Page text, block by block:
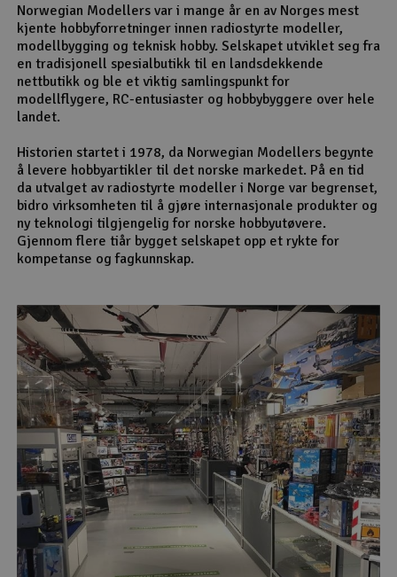
Norwegian Modellers var i mange år en av Norges mest
kjente hobbyforretninger innen radiostyrte modeller,
modellbygging og teknisk hobby. Selskapet utviklet seg fra
en tradisjonell spesialbutikk til en landsdekkende
nettbutikk og ble et viktig samlingspunkt for
modellflygere, RC-entusiaster og hobbybyggere over hele
landet.
Historien startet i 1978, da Norwegian Modellers begynte
å levere hobbyartikler til det norske markedet. På en tid
da utvalget av radiostyrte modeller i Norge var begrenset,
bidro virksomheten til å gjøre internasjonale produkter og
ny teknologi tilgjengelig for norske hobbyutøvere.
Gjennom flere tiår bygget selskapet opp et rykte for
kompetanse og fagkunnskap.